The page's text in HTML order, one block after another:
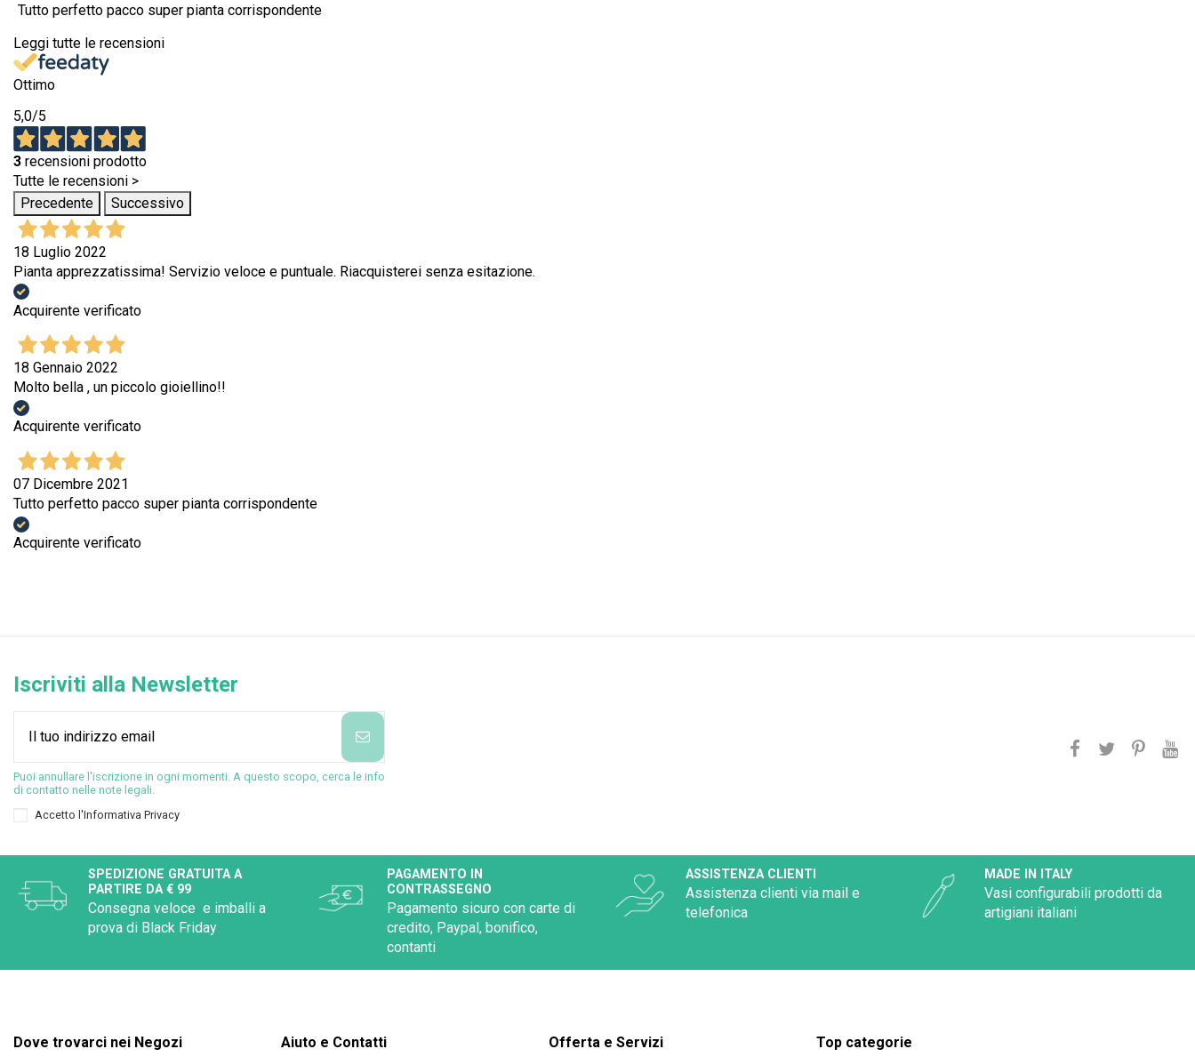
Tutto perfetto pacco super pianta corrispondente
Leggi tutte le recensioni
Ottimo
5,0/5
3 recensioni prodotto
Tutte le recensioni >
Precedente
Successivo
18 Luglio 2022
Pianta apprezzatissima! Servizio veloce e puntuale. Riacquisterei senza esitazione.
Acquirente verificato
18 Gennaio 2022
Molto bella , un piccolo gioiellino!!
Acquirente verificato
07 Dicembre 2021
Tutto perfetto pacco super pianta corrispondente
Acquirente verificato
Iscriviti alla Newsletter
Puoi annullare l'iscrizione in ogni momenti. A questo scopo, cerca le info
di contatto nelle note legali.
Accetto l'Informativa Privacy
SPEDIZIONE GRATUITA A
PARTIRE DA € 99
Consegna veloce e imballi a
prova di Black Friday
PAGAMENTO IN
CONTRASSEGNO
Pagamento sicuro con carte di
credito, Paypal, bonifico,
contanti
ASSISTENZA CLIENTI
Assistenza clienti via mail e
telefonica
MADE IN ITALY
Vasi configurabili prodotti da
artigiani italiani
Dove trovarci nei Negozi Aiuto e Contatti Offerta e Servizi Top categorie